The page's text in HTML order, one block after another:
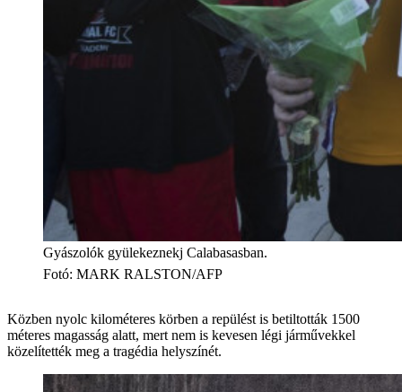
Gyászolók gyülekeznekj Calabasasban.
Fotó: MARK RALSTON/AFP
Közben nyolc kilométeres körben a repülést is betiltották 1500
méteres magasság alatt, mert nem is kevesen légi járművekkel
közelítették meg a tragédia helyszínét.